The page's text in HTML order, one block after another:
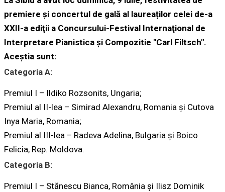
premiere și concertul de gală al laureaților celei de-a
XXII-a ediţii a Concursului-Festival Internaţional de
Interpretare Pianistica şi Compozitie "Carl Filtsch".
Aceştia sunt:
Categoria A:
Premiul I – Ildiko Rozsonits, Ungaria;
Premiul al II-lea – Simirad Alexandru, Romania şi Cutova
Inya Maria, Romania;
Premiul al III-lea – Radeva Adelina, Bulgaria şi Boico
Felicia, Rep. Moldova.
Categoria B:
Premiul I – Stănescu Bianca, România şi Ilisz Dominik